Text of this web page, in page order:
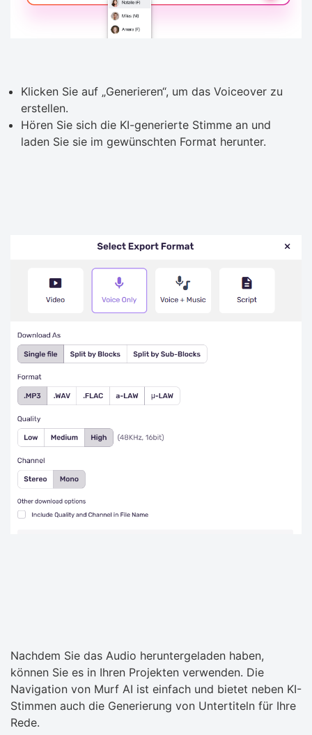
Klicken Sie auf „Generieren“, um das Voiceover zu
erstellen.
Hören Sie sich die KI-generierte Stimme an und
laden Sie sie im gewünschten Format herunter.
Nachdem Sie das Audio heruntergeladen haben,
können Sie es in Ihren Projekten verwenden. Die
Navigation von Murf AI ist einfach und bietet neben KI-
Stimmen auch die Generierung von Untertiteln für Ihre
Rede.